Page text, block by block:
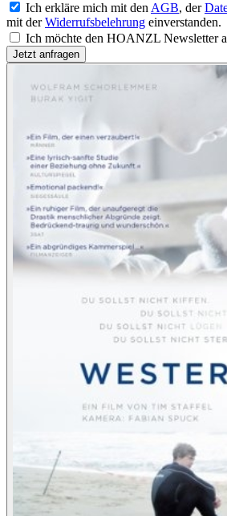
Ich erkläre mich mit den AGB, der
mit derWiderrufsbelehrung einverstanden.
Ich möchte den HOANZL Newsletter